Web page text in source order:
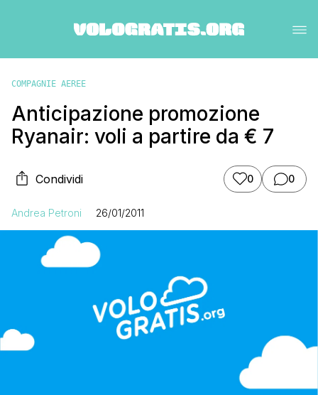
COMPAGNIE AEREE
Anticipazione promozione
Ryanair: voli a partire da € 7
Condividi 0 0
Andrea Petroni 26/01/2011